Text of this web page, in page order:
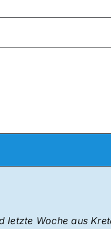
letzte Woche aus